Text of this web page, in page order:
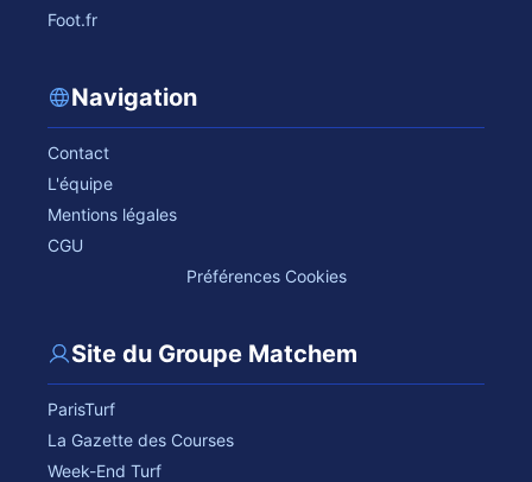
Foot.fr
Navigation
Contact
L'équipe
Mentions légales
CGU
Préférences Cookies
Site du Groupe Matchem
ParisTurf
La Gazette des Courses
Week-End Turf